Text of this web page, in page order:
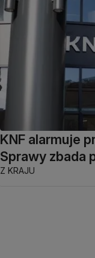
KNF alarmuje
Sprawy zbada
Z KRAJU